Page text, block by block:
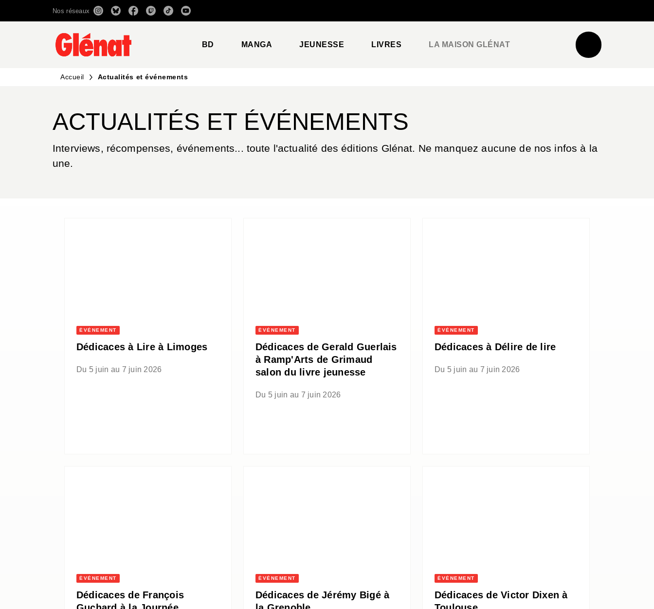
RECHERCHE CONTENU
Nos réseaux
BD MANGA JEUNESSE LIVRES LA MAISON GLÉNAT
Accueil Actualités et événements
ACTUALITÉS ET ÉVÉNEMENTS
Interviews, récompenses, événements... toute l'actualité des éditions Glénat. Ne manquez aucune de nos infos à la
une.
ÉVÈNEMENT
Dédicaces à Lire à Limoges
Du 5 juin au 7 juin 2026
ÉVÈNEMENT
Dédicaces de Gerald Guerlais
à Ramp'Arts de Grimaud
salon du livre jeunesse
Du 5 juin au 7 juin 2026
ÉVÈNEMENT
Dédicaces à Délire de lire
Du 5 juin au 7 juin 2026
ÉVÈNEMENT
Dédicaces de François
ÉVÈNEMENT
Dédicaces de Jérémy Bigé à
ÉVÈNEMENT
Dédicaces de Victor Dixen à